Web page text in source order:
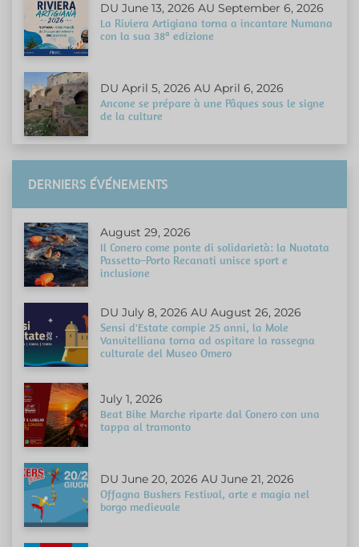
DU June 13, 2026 AU September 6, 2026
La Riviera Artigiana torna a incantare Numana
con la sua 38ª edizione
DU April 5, 2026 AU April 6, 2026
Ancone se prépare à une Pâques sous le signe
de la culture
DERNIERS ÉVÉNEMENTS
August 29, 2026
Il Conero come ponte di solidarietà: la Nuotata
Passetto–Porto Recanati unisce sport e
inclusione
DU July 8, 2026 AU August 26, 2026
Sensi d'Estate compie 25 anni, la Mole
Vanvitelliana torna ad ospitare la rassegna
culturale del Museo Omero
July 1, 2026
Beat Bike Marche riparte dal Conero con una
tappa al tramonto
DU June 20, 2026 AU June 21, 2026
Offagna Buskers Festival, arte e magia nel
borgo medievale